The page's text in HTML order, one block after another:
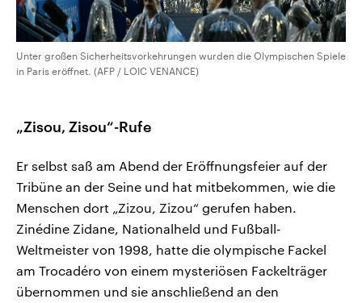
Unter großen Sicherheitsvorkehrungen wurden die Olympischen Spiele
in Paris eröffnet. (AFP / LOIC VENANCE)
„Zisou, Zisou“-Rufe
Er selbst saß am Abend der Eröffnungsfeier auf der
Tribüne an der Seine und hat mitbekommen, wie die
Menschen dort „Zizou, Zizou“ gerufen haben.
Zinédine Zidane, Nationalheld und Fußball-
Weltmeister von 1998, hatte die olympische Fackel
am Trocadéro von einem mysteriösen Fackelträger
übernommen und sie anschließend an den